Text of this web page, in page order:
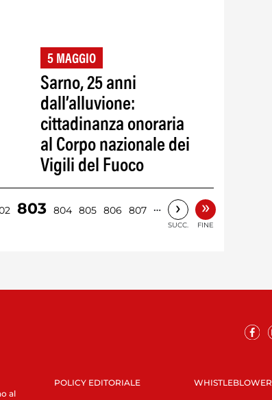
5 MAGGIO
Sarno, 25 anni
dall’alluvione:
cittadinanza onoraria
al Corpo nazionale dei
Vigili del Fuoco
803 804 805 806 807 … ›
SUCC.
»
FINE
al
POLICY EDITORIALE WHISTLEBLOWER